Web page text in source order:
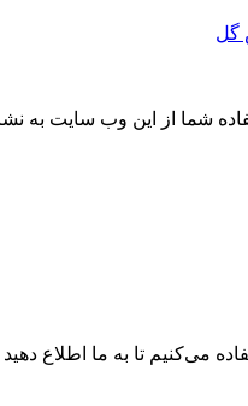
گل
شما از این وب سایت به
تا به ما اطلاع